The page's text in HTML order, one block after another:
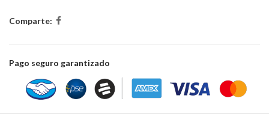
Comparte:
Pago seguro garantizado